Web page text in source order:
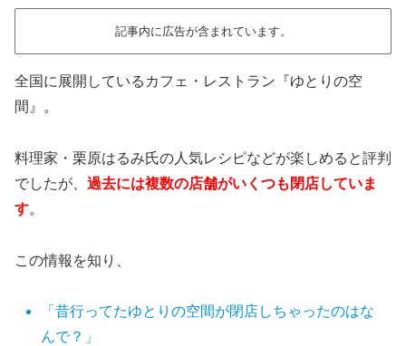
記事内に広告が含まれています。
全国に展開しているカフェ・レストラン『ゆとりの空
間』。
料理家・栗原はるみ氏の人気レシピなどが楽しめると評判
でしたが、 過去には複数の店舗がいくつも閉店していま
す。
この情報を知り、
「昔行ってたゆとりの空間が閉店しちゃったのはな
んで？」